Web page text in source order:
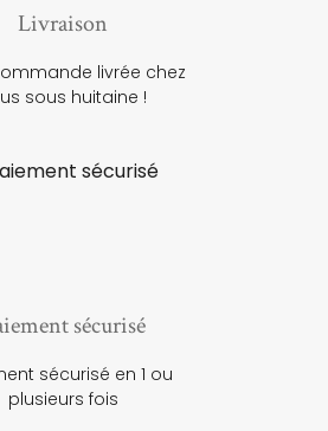
Livraison
livrée chez
sous huitaine !
sécurisé
sécurisé en 1 ou
plusieurs fois